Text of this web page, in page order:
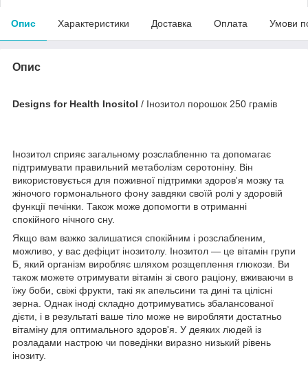
Опис Характеристики Доставка Оплата Умови
Опис
Designs for Health Inositol / Інозитол порошок 250 грамів
Інозитол сприяє загальному розслабленню та допомагає
підтримувати правильний метаболізм серотоніну. Він
використовується для поживної підтримки здоров'я мозку та
жіночого гормонального фону завдяки своїй ролі у здоровій
функції печінки. Також може допомогти в отриманні
спокійного нічного сну.
Якщо вам важко залишатися спокійним і розслабленим,
можливо, у вас дефіцит інозитолу. Інозитол — це вітамін групи
Б, який організм виробляє шляхом розщеплення глюкози. Ви
також можете отримувати вітамін зі свого раціону, вживаючи в
їжу боби, свіжі фрукти, такі як апельсини та дині та цілісні
зерна. Однак іноді складно дотримуватись збалансованої
дієти, і в результаті ваше тіло може не виробляти достатньо
вітаміну для оптимального здоров'я. У деяких людей із
розладами настрою чи поведінки виразно низький рівень
інозиту.